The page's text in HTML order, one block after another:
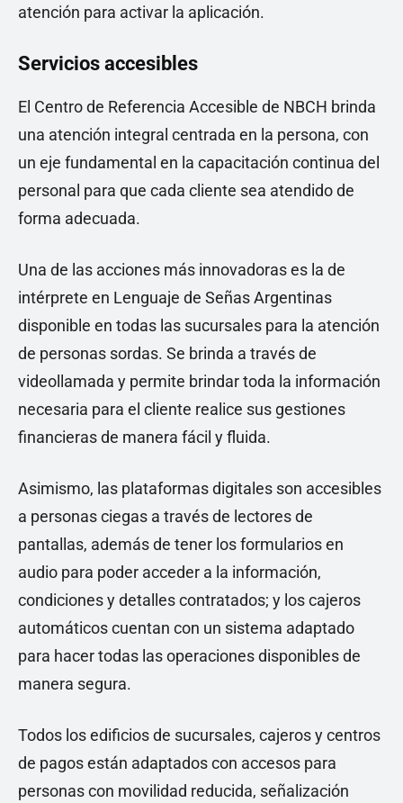
atención para activar la aplicación.
Servicios accesibles
El Centro de Referencia Accesible de NBCH brinda
una atención integral centrada en la persona, con
un eje fundamental en la capacitación continua del
personal para que cada cliente sea atendido de
forma adecuada.
Una de las acciones más innovadoras es la de
intérprete en Lenguaje de Señas Argentinas
disponible en todas las sucursales para la atención
de personas sordas. Se brinda a través de
videollamada y permite brindar toda la información
necesaria para el cliente realice sus gestiones
financieras de manera fácil y fluida.
Asimismo, las plataformas digitales son accesibles
a personas ciegas a través de lectores de
pantallas, además de tener los formularios en
audio para poder acceder a la información,
condiciones y detalles contratados; y los cajeros
automáticos cuentan con un sistema adaptado
para hacer todas las operaciones disponibles de
manera segura.
Todos los edificios de sucursales, cajeros y centros
de pagos están adaptados con accesos para
personas con movilidad reducida, señalización